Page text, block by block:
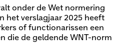
onder de Wet normering
het verslagjaar 2025 heeft
of functionarissen een
die de geldende WNT-norm